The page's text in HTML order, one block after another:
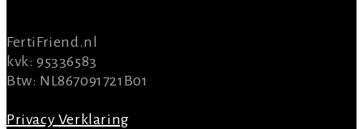
FertiFriend.nl
kvk: 95336583
Btw: NL867091721B01
Privacy Verklaring